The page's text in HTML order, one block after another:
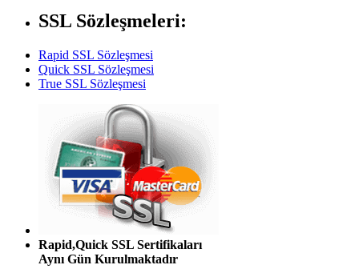
SSL Sözleşmeleri:
Rapid SSL Sözleşmesi
Quick SSL Sözleşmesi
True SSL Sözleşmesi
Rapid,Quick SSL Sertifikaları
Aynı Gün Kurulmaktadır